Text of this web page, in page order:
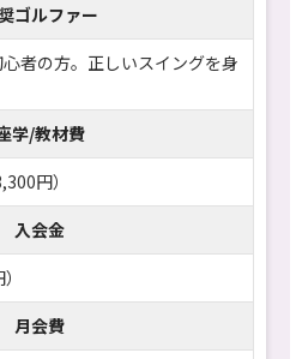
ゴルファー
者の方。正しいスイングを身
学/教材費
円）
入会金
月会費